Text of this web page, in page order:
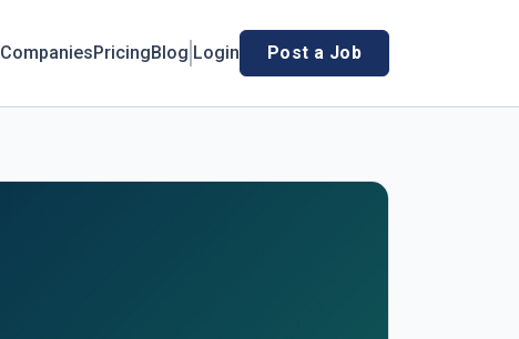
CompaniesPricingBlog Login Post a Job